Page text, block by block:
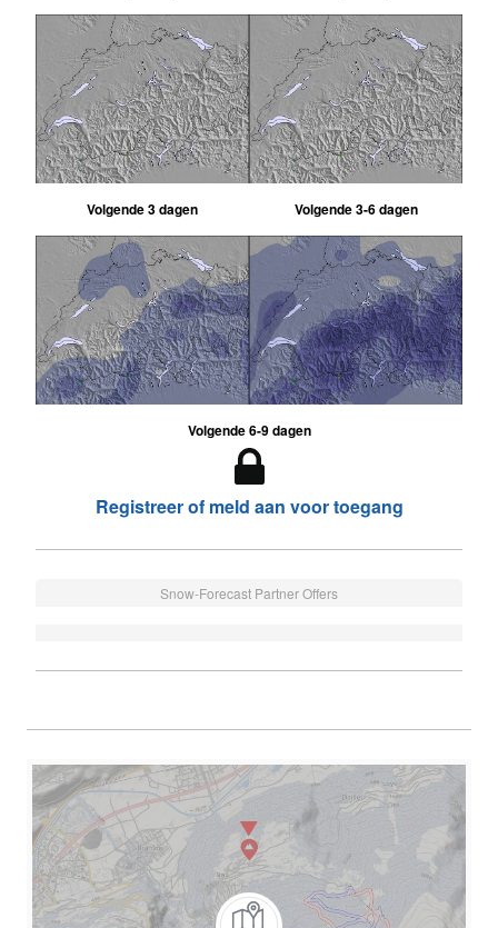
Volgende 3 dagen Volgende 3-6 dagen
Volgende 6-9 dagen
Registreer of meld aan voor toegang
Snow-Forecast Partner Offers